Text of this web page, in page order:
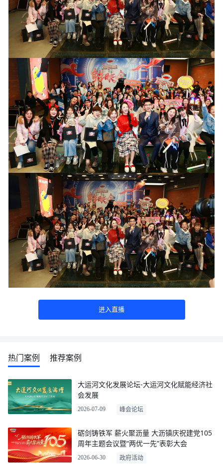
进入直播
热门案例 推荐案例
大运河文化发展论坛-大运河文化赋能经济社
会发展
2026-07-09 峰会论坛
砺剑铸铁军 薪火聚沥量 大沥镇庆祝建党105
周年主题会议暨“两优一先”表彰大会
2026-06-30 政府活动